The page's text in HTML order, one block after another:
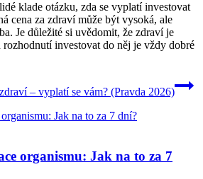
klade otázku, zda se vyplatí investovat
cena za zdraví může být vysoká, ale
Je důležité si uvědomit, že zdraví je
rozhodnutí investovat do něj je vždy dobré
– vyplatí se vám? (Pravda 2026)
organismu: Jak na to za 7